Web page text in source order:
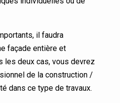
il faudra
façade entière et
les deux cas, vous devrez
de la construction /
dans ce type de travaux.